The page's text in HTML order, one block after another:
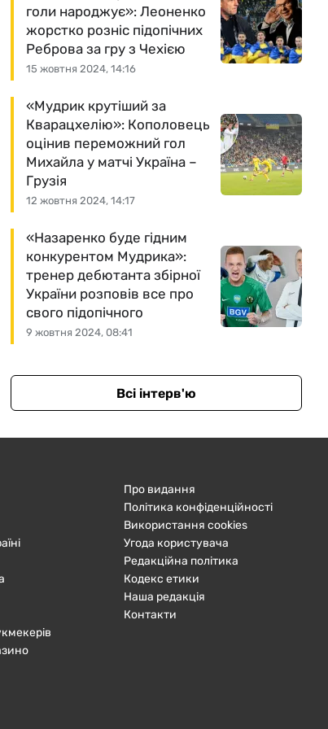
15 жовтня 2024, 14:16
голи народжує»: Леоненко
жорстко розніс підопічних
Реброва за гру з Чехією
12 жовтня 2024, 14:17
«Мудрик крутіший за
Кварацхелію»: Кополовець
оцінив переможний гол
Михайла у матчі Україна –
Грузія
9 жовтня 2024, 08:41
«Назаренко буде гідним
конкурентом Мудрика»:
тренер дебютанта збірної
України розповів все про
свого підопічного
Всі інтерв'ю
Про видання
Політика конфіденційності
Використання cookies
Угода користувача
Редакційна політика
Кодекс етики
Наша редакція
Контакти